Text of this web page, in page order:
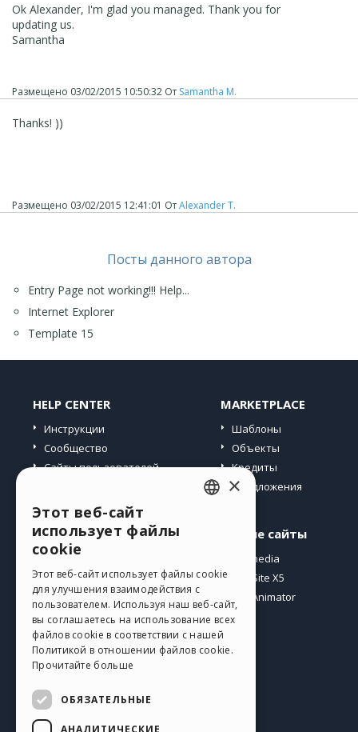
Ok Alexander, I'm glad you managed. Thank you for
updating us.
Samantha
Размещено 03/02/2015 10:50:32 От Samantha M.
Thanks! ))
Размещено 03/02/2015 12:41:01 ОтAlexander T.
Посты данного автора
Entry Page not working!!! Help...
Internet Explorer
Template 15
HELP CENTER
Инструкции
Сообщество
Сайты пользователей
MARKETPLACE
Шаблоны
Объекты
Кредиты
Предложения
Профиль
Мои посты
Мои лицензии
Загрузить
Веб-хостинг
Мои кредиты
Другие сайты
Incomedia
WebSite X5
WebAnimator
GERMAN
SPANISH
PORTUGUESE
POLISH
×
Этот веб-сайт
использует файлы
cookie
Этот веб-сайт использует файлы cookie
для улучшения взаимодействия с
пользователем. Используя наш веб-сайт,
вы соглашаетесь на использование всех
файлов cookie в соответствии с нашей
Политикой в ​​отношении файлов cookie.
Прочитайте больше
ОБЯЗАТЕЛЬНЫЕ
АНАЛИТИЧЕСКИЕ